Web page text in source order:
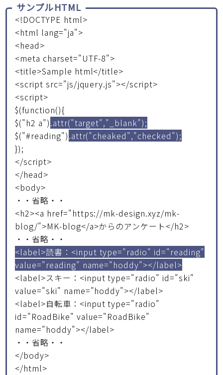
サンプルHTML
<!DOCTYPE html>
<html lang="ja">
<head>
<meta charset="UTF-8">
<title>Sample html</title>
<script src="js/jquery.js"></script>
<script>
$(function(){
$("h2 a").attr("target","_blank");
$("#reading").attr("cheaked","checked");
});
</script>
</head>
<body>
・・省略・・
<h2><a href="https://mk-design.xyz/mk-
blog/">MK-blog</a>からのアンケート</h2>
・・省略・・
<label>読書：<input type="radio" id="reading"
value="reading" name="hoddy"></label>
<label>スキー：<input type="radio" id="ski"
value="ski" name="hoddy"></label>
<label>自転車：<input type="radio"
id="RoadBike" value="RoadBike"
name="hoddy"></label>
・・省略・・
</body>
</html>